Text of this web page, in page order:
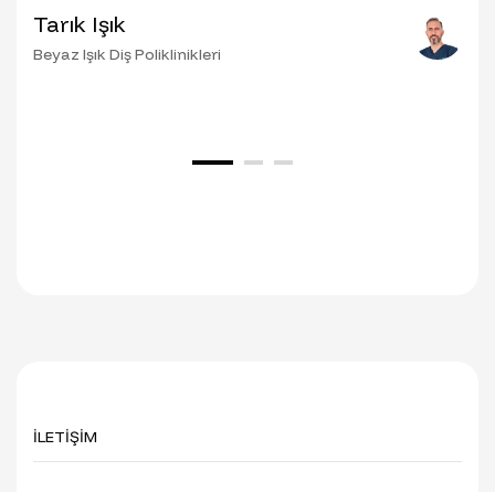
Tarık Işık
Beyaz Işık Diş Poliklinikleri
İLETİŞİM